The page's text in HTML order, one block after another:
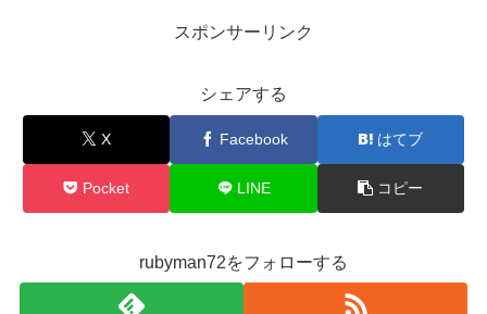
スポンサーリンク
シェアする
X Facebook はてブ
Pocket LINE コピー
rubyman72をフォローする